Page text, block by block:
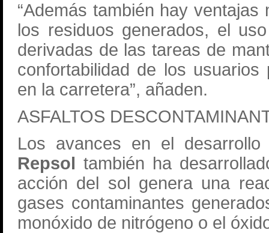
“Además también hay
los residuos generados, el
derivadas de las tareas de
confortabilidad de los
en la carretera”, añaden.
ASFALTOS
Los avances en el
Repsol también ha
acción del sol genera una
gases contaminantes
monóxido de nitrógeno o el